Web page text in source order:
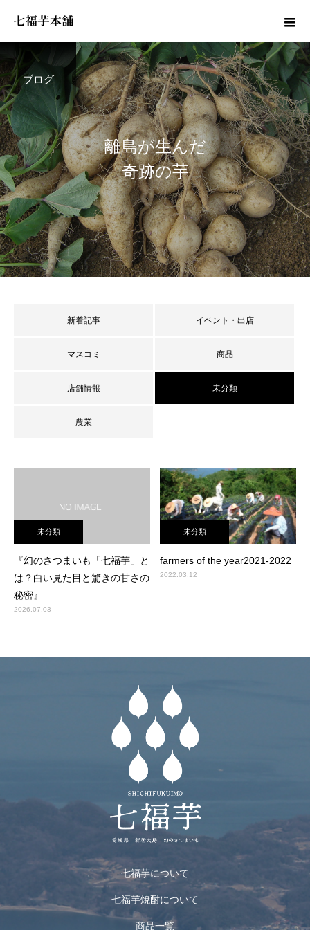
ブログ
離島が生んだ
奇跡の芋
新着記事 イベント・出店
マスコミ 商品
店舗情報 未分類
農業
未分類
『幻のさつまいも「七福芋」と
は？白い見た目と驚きの甘さの
秘密』
2026.07.03
未分類
farmers of the year2021-2022
2022.03.12
七福芋について
七福芋焼酎について
商品一覧